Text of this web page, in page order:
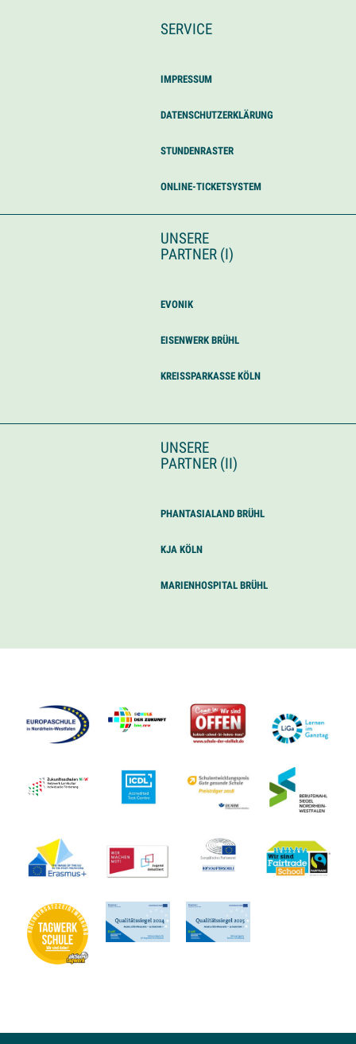
SERVICE
IMPRESSUM
DATENSCHUTZERKLÄRUNG
STUNDENRASTER
ONLINE-TICKETSYSTEM
UNSERE
PARTNER (I)
EVONIK
EISENWERK BRÜHL
KREISSPARKASSE KÖLN
UNSERE
PARTNER (II)
PHANTASIALAND BRÜHL
KJA KÖLN
MARIENHOSPITAL BRÜHL